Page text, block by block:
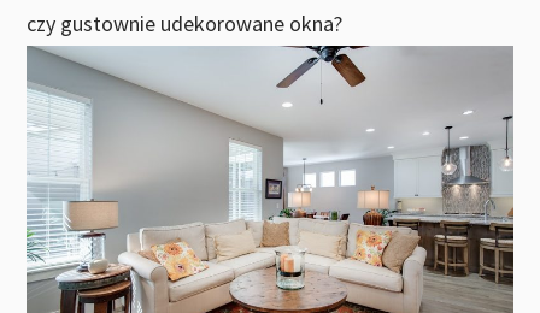
czy gustownie udekorowane okna?